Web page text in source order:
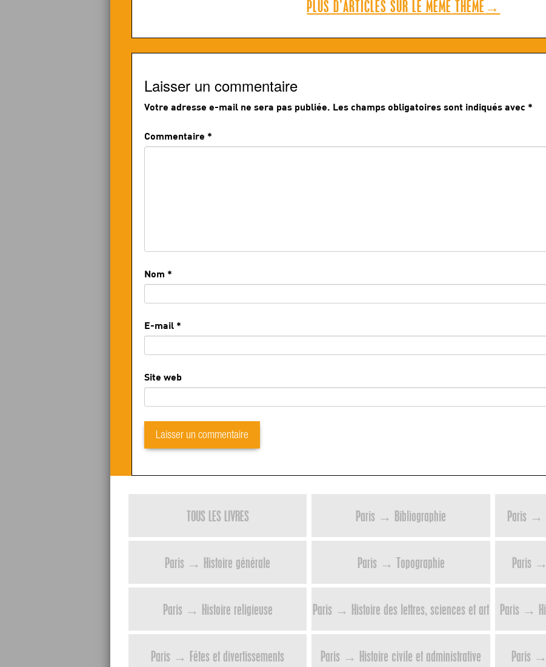
PLUS D’ARTICLES SUR LE MÊME THÈME →
Laisser un commentaire
Votre adresse e-mail ne sera pas publiée. Les champs obligatoires sont indiqués avec *
Commentaire *
Nom *
E-mail *
Site web
TOUS LES LIVRES Paris → Bibliographie Paris →
Paris → Histoire générale Paris → Topographie Paris →
Paris → Histoire religieuse Paris → Histoire des lettres, sciences et art Paris →
Paris → Fêtes et divertissements Paris → Histoire civile et administrative Paris →